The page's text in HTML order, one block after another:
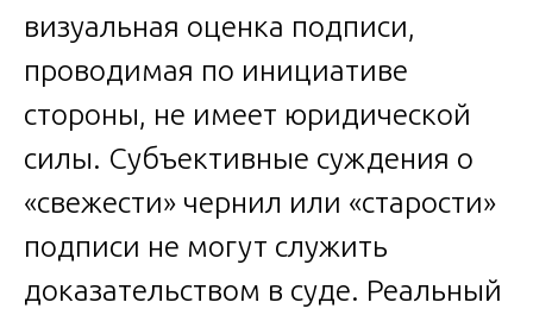
визуальная оценка подписи,
проводимая по инициативе
стороны, не имеет юридической
силы. Субъективные суждения о
«свежести» чернил или «старости»
подписи не могут служить
доказательством в суде. Реальный